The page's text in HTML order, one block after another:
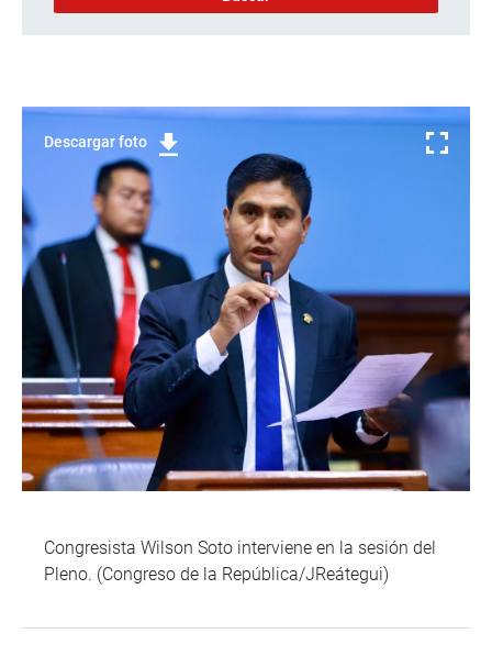
Descargar foto
Congresista Wilson Soto interviene en la sesión del
Pleno. (Congreso de la República/JReátegui)